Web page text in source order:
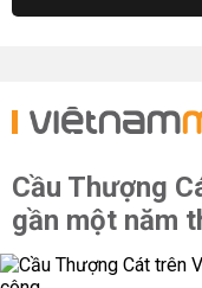
Cầu Thượng
gần một năm